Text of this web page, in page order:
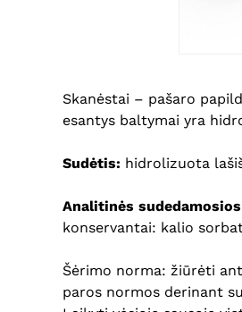
Skanėstai – pašaro
esantys baltymai yra
Sudėtis: hidrolizuota
Analitinės
konservantai: kalio
Šėrimo norma: žiūrėti
paros normos derinant